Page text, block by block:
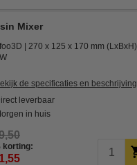
Mixer
270 x 125 x 170 mm (LxBxH)
de specificaties en beschrijving
leverbaar
in huis
korting: